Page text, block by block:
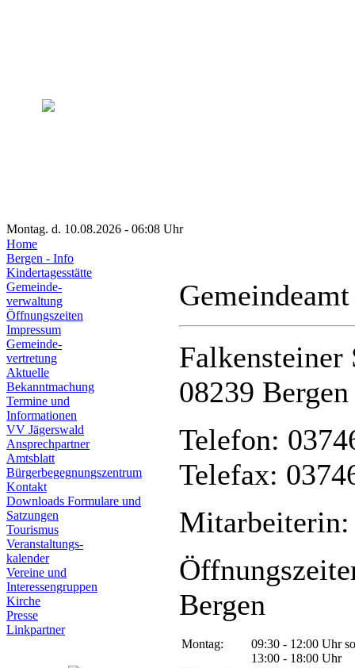
Montag. d. 10.08.2026 - 06:08 Uhr
Home
Bergen - Info
Kindertagesstätte
Gemeinde-
verwaltung
Öffnungszeiten
Impressum
Gemeinde-
vertretung
Aktuelle
Bekanntmachung
Termine und
Informationen
VV Jägerswald
Ansprechpartner
Amtsblatt
Bürgerbegegnungszentrum
Kontakt
Downloads Formulare und
Satzungen
Tourismus
Veranstaltungs-
kalender
Vereine und
Interessen­gruppen
Kirche
Presse
Linkpartner
Falkensteiner
08239 Bergen
Telefon:
Telefax:
Mitarbeiterin:
Bergen
Montag:
09:30 - 12:00 Uhr
13:00 - 18:00 Uhr